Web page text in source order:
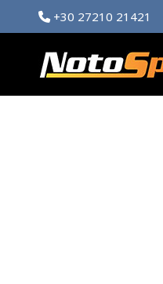
+30 27210 21421